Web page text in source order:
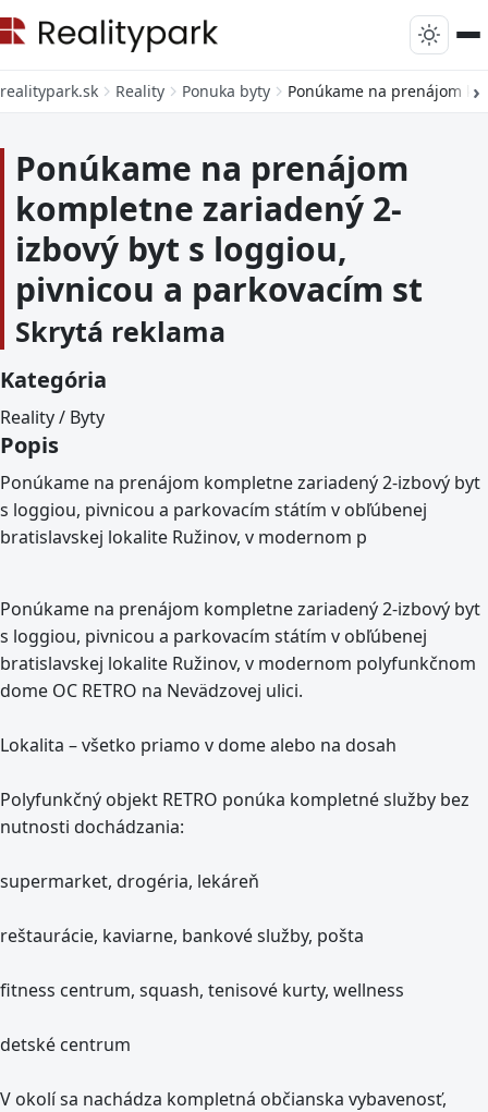
realitypark.sk Reality Ponuka byty Ponúkame na prenájom
Ponúkame na prenájom
kompletne zariadený 2-
izbový byt s loggiou,
pivnicou a parkovacím st
Skrytá reklama
Kategória
Reality / Byty
Popis
Ponúkame na prenájom kompletne zariadený 2-izbový byt
s loggiou, pivnicou a parkovacím státím v obľúbenej
bratislavskej lokalite Ružinov, v modernom p
Ponúkame na prenájom kompletne zariadený 2-izbový byt
s loggiou, pivnicou a parkovacím státím v obľúbenej
bratislavskej lokalite Ružinov, v modernom polyfunkčnom
dome OC RETRO na Nevädzovej ulici.
Lokalita – všetko priamo v dome alebo na dosah
Polyfunkčný objekt RETRO ponúka kompletné služby bez
nutnosti dochádzania:
supermarket, drogéria, lekáreň
reštaurácie, kaviarne, bankové služby, pošta
fitness centrum, squash, tenisové kurty, wellness
detské centrum
V okolí sa nachádza kompletná občianska vybavenosť,